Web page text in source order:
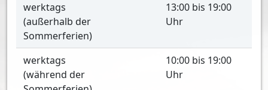
werktags
(außerhalb der
Sommerferien)
13:00 bis 19:00
Uhr
werktags
(während der
10:00 bis 19:00
Uhr